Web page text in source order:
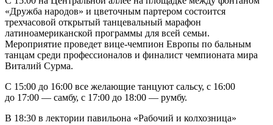
«Дружба народов» и цветочным партером состоится
трехчасовой открытый танцевальный марафон
латиноамериканской программы для всей семьи.
Мероприятие проведет вице-чемпион Европы по бальным
танцам среди профессионалов и финалист чемпионата мира
Виталий Сурма.
С 15:00 до 16:00 все желающие танцуют сальсу, с 16:00
до 17:00 — самбу, с 17:00 до 18:00 — румбу.
В 18:30 в лектории павильона «Рабочий и колхозница»